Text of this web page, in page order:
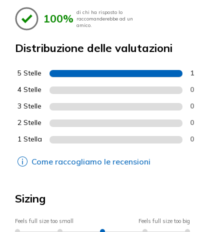
100% di chi ha risposto lo
raccomanderebbe ad un
amico.
Distribuzione delle valutazioni
5 Stelle 1
4 Stelle 0
3 Stelle 0
2 Stelle 0
1 Stella 0
Come raccogliamo le recensioni
Sizing
Feels full size too small Feels full size too big